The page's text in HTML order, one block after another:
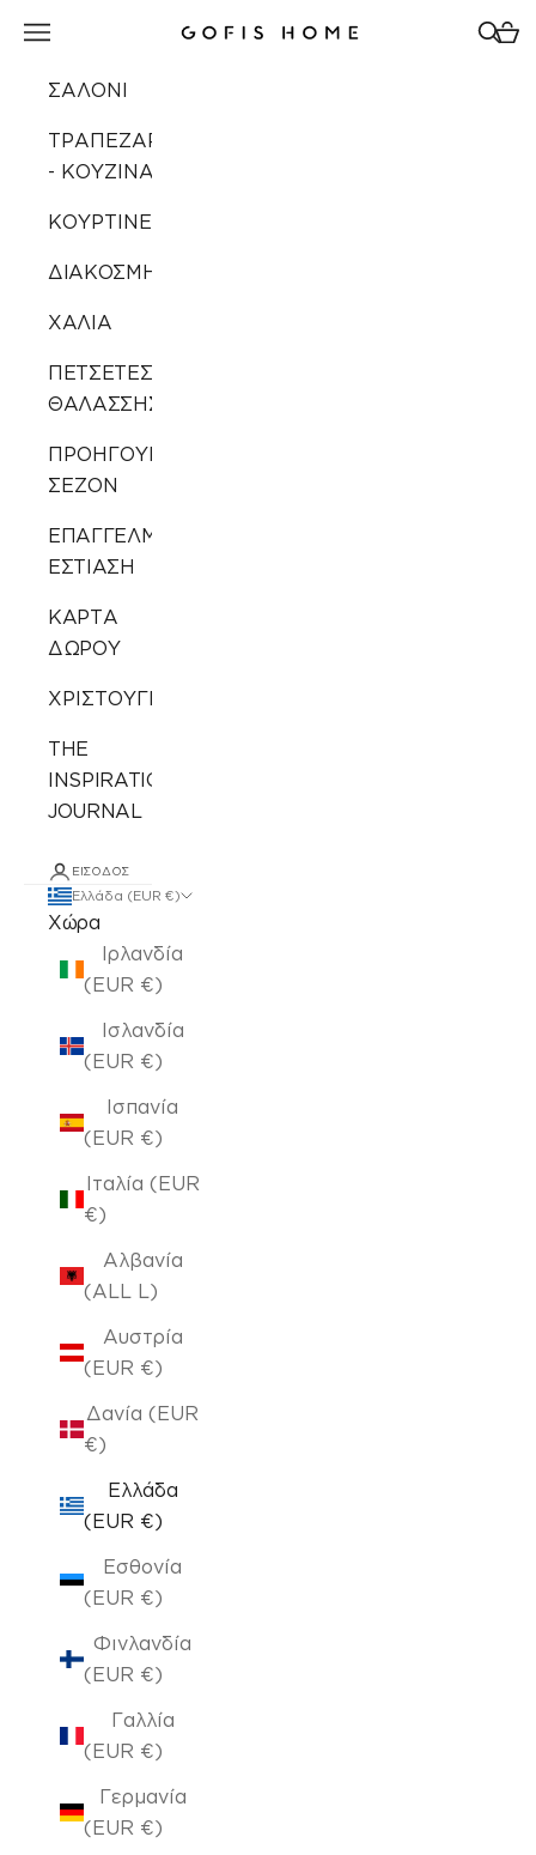
Gofis Home
Άνοιγμα μενού πλοήγησης
ΣΑΛΟΝΙ
ΤΡΑΠΕΖΑΡΙΑ
- ΚΟΥΖΙΝΑ
ΚΟΥΡΤΙΝΕΣ
ΔΙΑΚΟΣΜΗΣΗ
ΧΑΛΙΑ
ΠΕΤΣΕΤΕΣ
ΘΑΛΑΣΣΗΣ
ΠΡΟΗΓΟΥΜΕΝΩΝ
ΣΕΖΟΝ
ΕΠΑΓΓΕΛΜΑΤΙΚΗ
ΕΣΤΙΑΣΗ
ΚΑΡΤΑ
ΔΩΡΟΥ
ΧΡΙΣΤΟΥΓΕΝΝΙΑΤΙΚΑ
THE
INSPIRATION
JOURNAL
ΕΊΣΟΔΟΣ
Ελλάδα (EUR €)
Χώρα
Ιρλανδία
(EUR €)
Ισλανδία
(EUR €)
Ισπανία
(EUR €)
Ιταλία (EUR
€)
Αλβανία
(ALL L)
Αυστρία
(EUR €)
Δανία (EUR
€)
Ελλάδα
(EUR €)
Εσθονία
(EUR €)
Φινλανδία
(EUR €)
Γαλλία
(EUR €)
Γερμανία
(EUR €)